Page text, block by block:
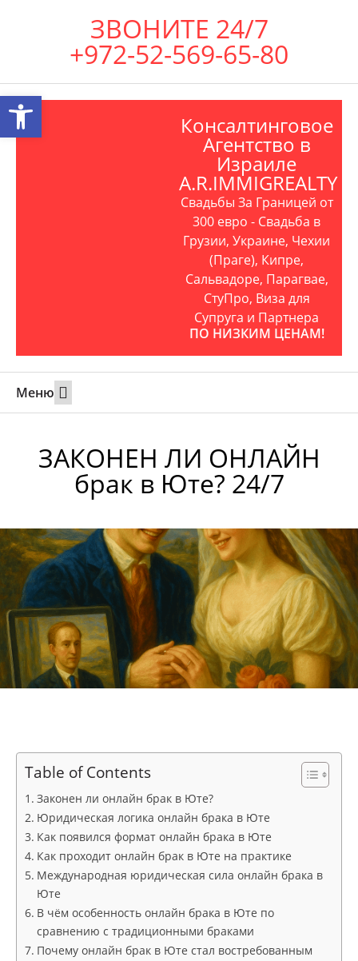
ЗВОНИТЕ 24/7
+972-52-569-65-80
Консалтинговое
Агентство в
Израиле
A.R.IMMIGREALTY
Свадьбы За Границей от
300 евро - Свадьба в
Грузии, Украине, Чехии
(Праге), Кипре,
Сальвадоре, Парагвае,
СтуПро, Виза для
Супруга и Партнера
ПО НИЗКИМ ЦЕНАМ!
Меню
ЗАКОНЕН ЛИ ОНЛАЙН
брак в Юте? 24/7
Table of Contents
Законен ли онлайн брак в Юте?
Юридическая логика онлайн брака в Юте
Как появился формат онлайн брака в Юте
Как проходит онлайн брак в Юте на практике
Международная юридическая сила онлайн брака в
Юте
В чём особенность онлайн брака в Юте по
сравнению с традиционными браками
Почему онлайн брак в Юте стал востребованным
Открыть панель инструментов